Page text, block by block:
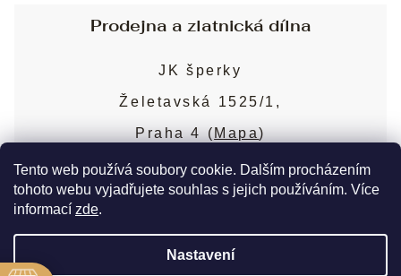
Tento web používá soubory cookie. Dalším procházením
tohoto webu vyjadřujete souhlas s jejich používáním. Více
informací zde.
Nastavení
Sjednání osobní schůzky
Obchodní podmínky
Puncovní značky
Blog
Nejčastější dotazy
Prodejna a zlatnická dílna
JK šperky
Želetavská 1525/1,
Praha 4 ( Mapa)
Více o prodejně
Copyright 2026JK šperky. Všechna práva
vyhrazena. Upravit nastavení cookies